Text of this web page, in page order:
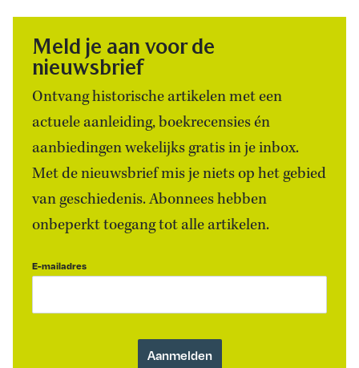
Meld je aan voor de
nieuwsbrief
Ontvang historische artikelen met een
actuele aanleiding, boekrecensies én
aanbiedingen wekelijks gratis in je inbox.
Met de nieuwsbrief mis je niets op het gebied
van geschiedenis. Abonnees hebben
onbeperkt toegang tot alle artikelen.
E-mailadres